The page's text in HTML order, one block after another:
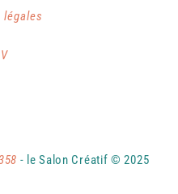
légales
- le Salon Créatif © 2025